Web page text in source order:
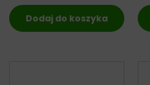
Dodaj do koszyka